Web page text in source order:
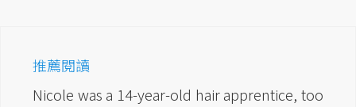
推薦閱讀
Nicole was a 14-year-old hair apprentice, too